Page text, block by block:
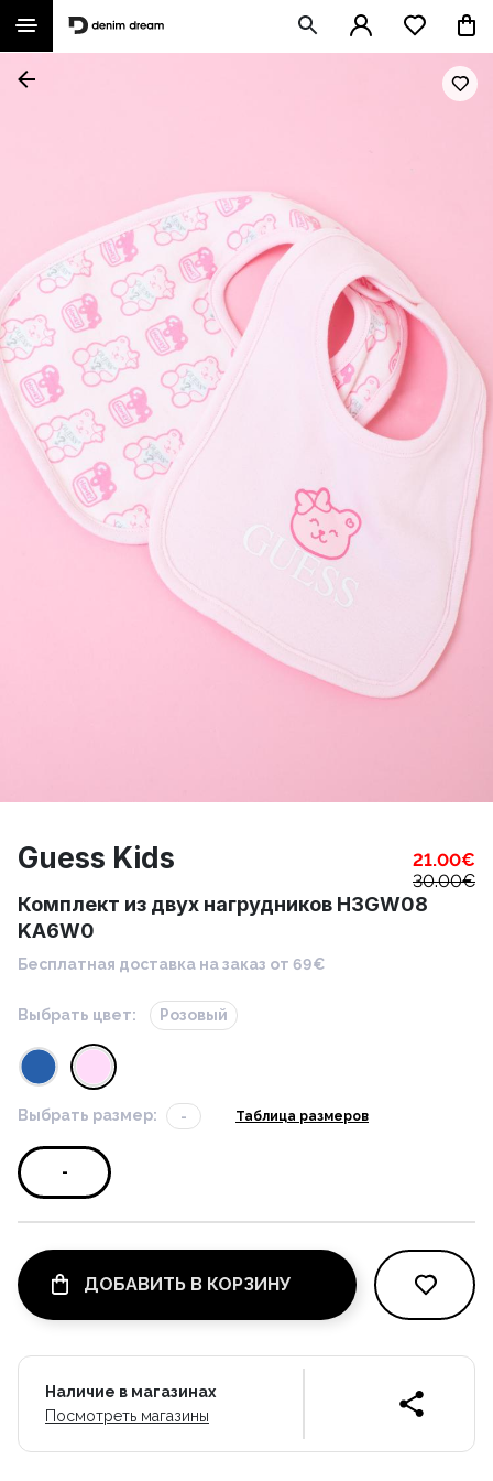
Guess Kids 21.00€
30.00€
Комплект из двух нагрудников H3GW08
KA6W0
Бесплатная доставка на заказ от 69€
Выбрать цвет: Розовый
Выбрать размер: - Таблица размеров
-
ДОБАВИТЬ В КОРЗИНУ
Наличие в магазинах
Посмотреть магазины